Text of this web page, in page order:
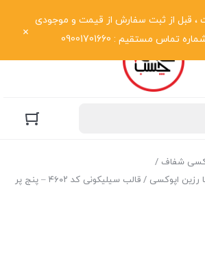
، قبل از ثبت سفارش از قیمت و موجودی
مستقیم : 09001701660
شفاف /
رزین اپوکسی
/ قالب سیلیکونی کد ۴۶۰۲ – پنج پر